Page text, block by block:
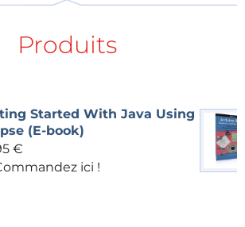
Ces impulsions remettent le
aux moments appropriés. Le rôle de
Produits
Started With Java Using
(E-book)
€
ici !